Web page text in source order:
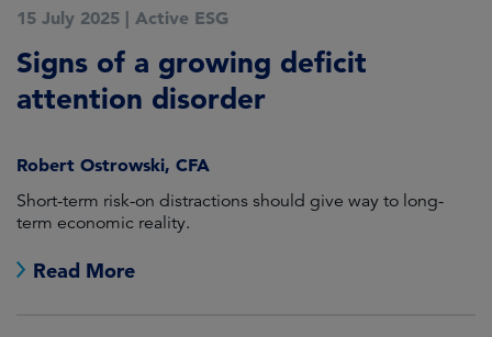
15 July 2025 | Active ESG
Signs of a growing deficit
attention disorder
Robert Ostrowski, CFA
Short-term risk-on distractions should give way to long-
term economic reality.
Read More